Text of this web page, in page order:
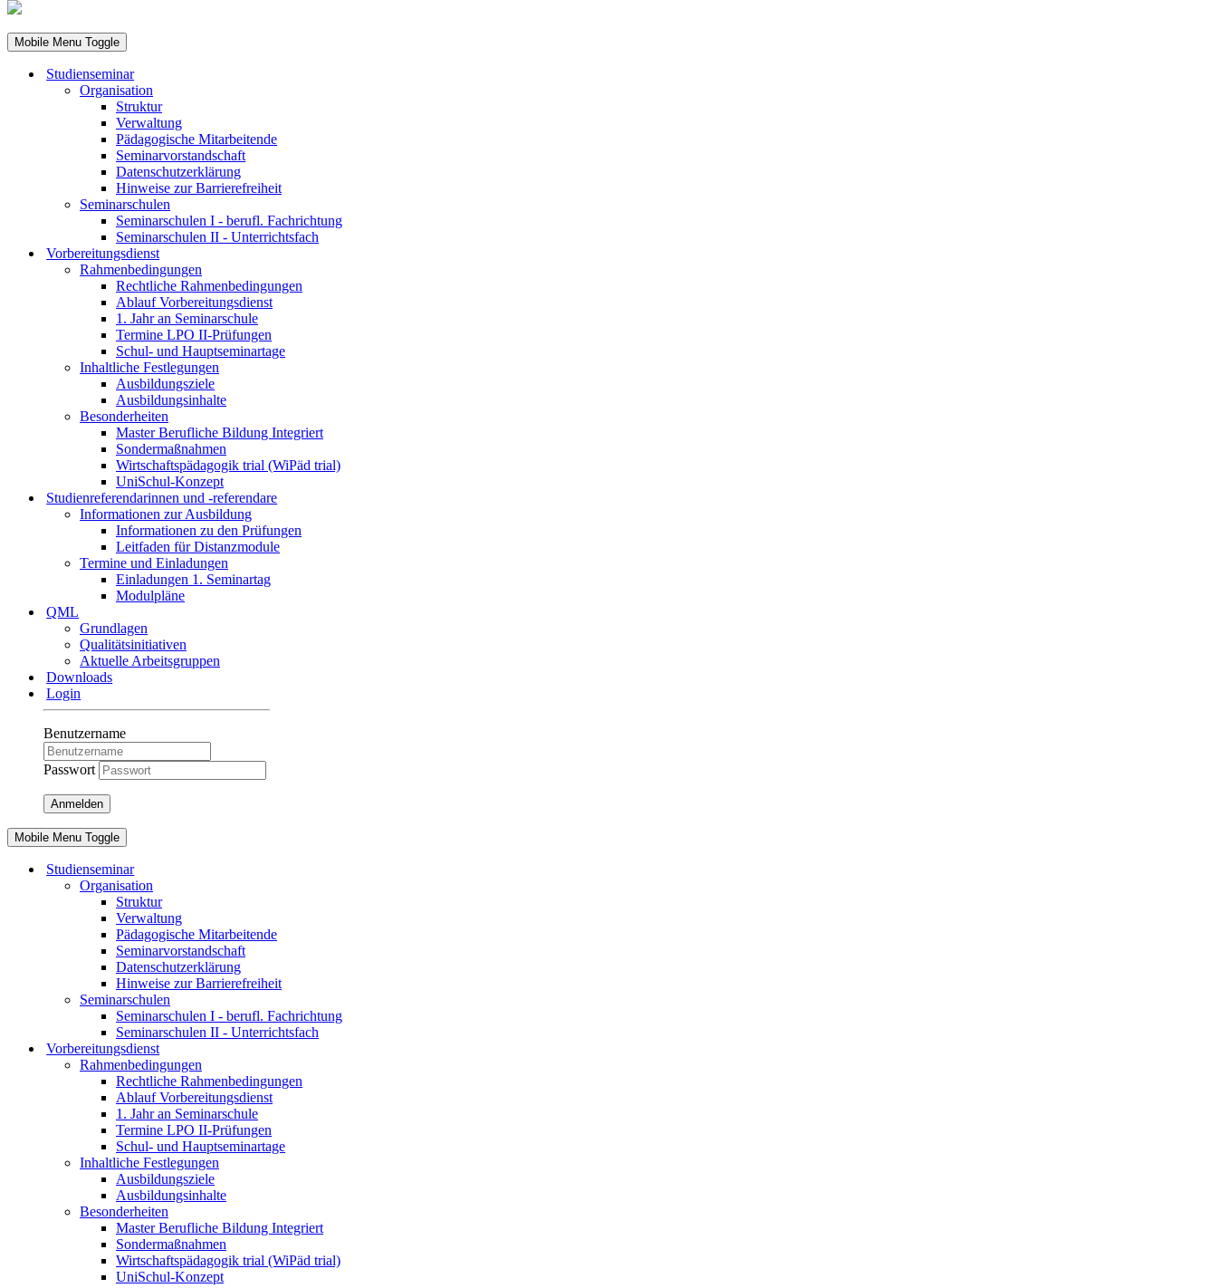
Mobile Menu Toggle
Studienseminar
Organisation
Struktur
Verwaltung
Pädagogische Mitarbeitende
Seminarvorstandschaft
Datenschutzerklärung
Hinweise zur Barrierefreiheit
Seminarschulen
Seminarschulen I - berufl. Fachrichtung
Seminarschulen II - Unterrichtsfach
Vorbereitungsdienst
Rahmenbedingungen
Rechtliche Rahmenbedingungen
Ablauf Vorbereitungsdienst
1. Jahr an Seminarschule
Termine LPO II-Prüfungen
Schul- und Hauptseminartage
Inhaltliche Festlegungen
Ausbildungsziele
Ausbildungsinhalte
Besonderheiten
Master Berufliche Bildung Integriert
Sondermaßnahmen
Wirtschaftspädagogik trial (WiPäd trial)
UniSchul-Konzept
Studienreferendarinnen und -referendare
Informationen zur Ausbildung
Informationen zu den Prüfungen
Leitfaden für Distanzmodule
Termine und Einladungen
Einladungen 1. Seminartag
Modulpläne
QML
Grundlagen
Qualitätsinitiativen
Aktuelle Arbeitsgruppen
Downloads
Login
Benutzername
Passwort
Anmelden
Mobile Menu Toggle
Studienseminar
Organisation
Struktur
Verwaltung
Pädagogische Mitarbeitende
Seminarvorstandschaft
Datenschutzerklärung
Hinweise zur Barrierefreiheit
Seminarschulen
Seminarschulen I - berufl. Fachrichtung
Seminarschulen II - Unterrichtsfach
Vorbereitungsdienst
Rahmenbedingungen
Rechtliche Rahmenbedingungen
Ablauf Vorbereitungsdienst
1. Jahr an Seminarschule
Termine LPO II-Prüfungen
Schul- und Hauptseminartage
Inhaltliche Festlegungen
Ausbildungsziele
Ausbildungsinhalte
Besonderheiten
Master Berufliche Bildung Integriert
Sondermaßnahmen
Wirtschaftspädagogik trial (WiPäd trial)
UniSchul-Konzept